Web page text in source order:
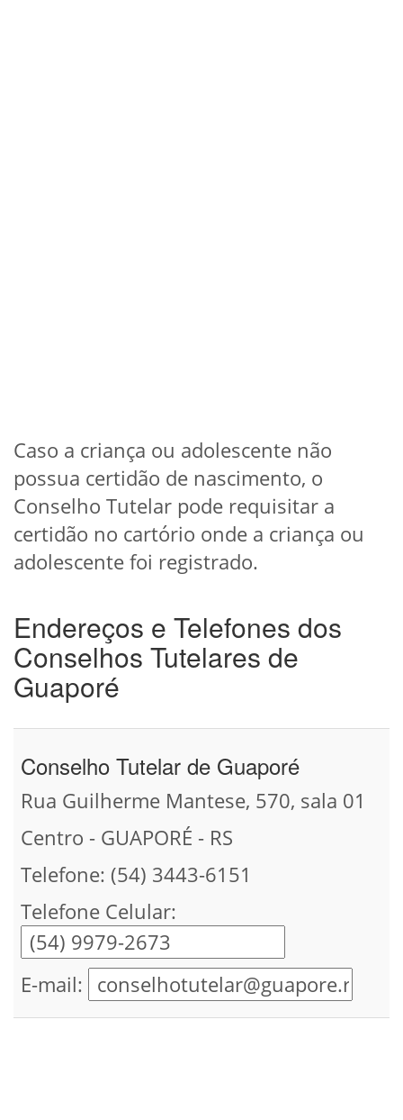
Caso a criança ou adolescente não
possua certidão de nascimento, o
Conselho Tutelar pode requisitar a
certidão no cartório onde a criança ou
adolescente foi registrado.
Endereços e Telefones dos
Conselhos Tutelares de
Guaporé
Conselho Tutelar de Guaporé
Rua Guilherme Mantese, 570, sala 01
Centro - GUAPORÉ - RS
Telefone: (54) 3443-6151
Telefone Celular:
E-mail: